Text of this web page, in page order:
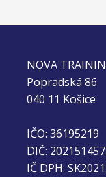
NOVA
NOVA
Popradská 86
040 11 Košice
IČO: 36195219
DIČ:
IČ DPH: